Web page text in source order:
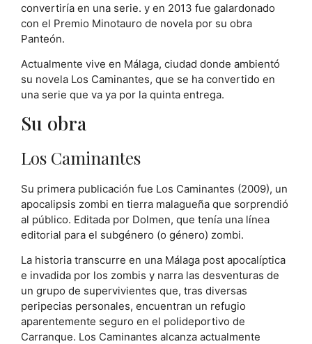
convertiría en una serie. y en 2013 fue galardonado
con el Premio Minotauro de novela por su obra
Panteón.
Actualmente vive en Málaga, ciudad donde ambientó
su novela Los Caminantes, que se ha convertido en
una serie que va ya por la quinta entrega.
Su obra
Los Caminantes
Su primera publicación fue Los Caminantes (2009), un
apocalipsis zombi en tierra malagueña que sorprendió
al público. Editada por Dolmen, que tenía una línea
editorial para el subgénero (o género) zombi.
La historia transcurre en una Málaga post apocalíptica
e invadida por los zombis y narra las desventuras de
un grupo de supervivientes que, tras diversas
peripecias personales, encuentran un refugio
aparentemente seguro en el polideportivo de
Carranque. Los Caminantes alcanza actualmente